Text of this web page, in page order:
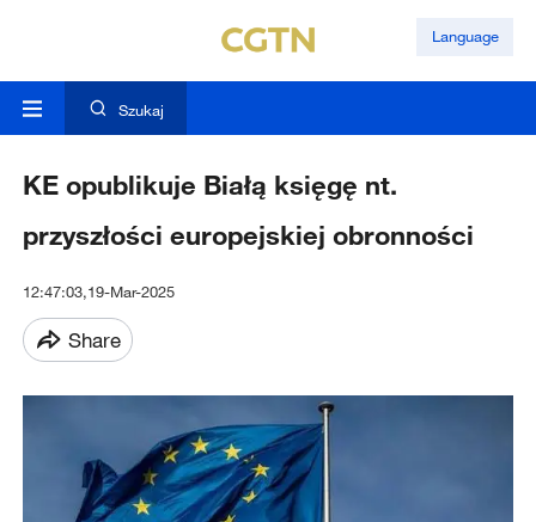
Language
Szukaj
KE opublikuje Białą księgę nt.
przyszłości europejskiej obronności
12:47:03,19-Mar-2025
Share